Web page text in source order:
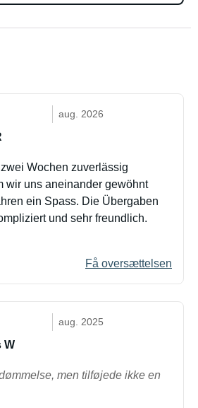
aug. 2026
Wochen zuverlässig
wir uns aneinander gewöhnt
ein Spass. Die Übergaben
und sehr freundlich.
Få oversættelsen
aug. 2025
W
men tilføjede ikke en